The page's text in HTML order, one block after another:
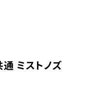
ミストノズ